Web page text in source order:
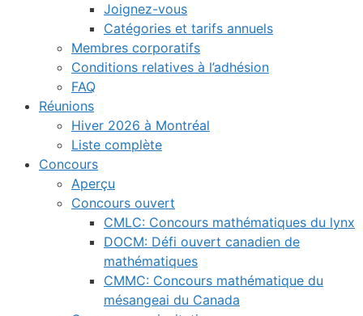
Joignez-vous
Catégories et tarifs annuels
Membres corporatifs
Conditions relatives à l’adhésion
FAQ
Réunions
Hiver 2026 à Montréal
Liste complète
Concours
Aperçu
Concours ouvert
CMLC: Concours mathématiques du lynx
DOCM: Défi ouvert canadien de
mathématiques
CMMC: Concours mathématique du
mésangeai du Canada